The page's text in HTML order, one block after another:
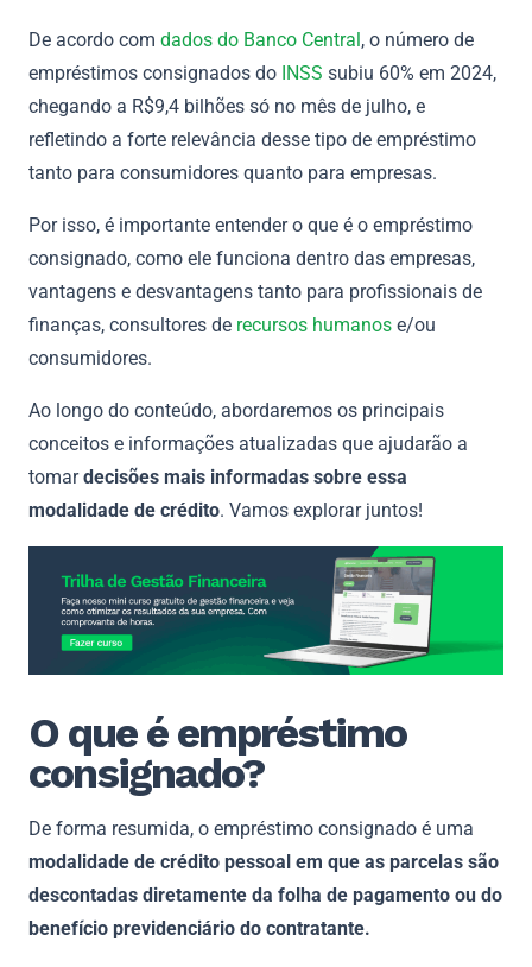
De acordo com dados do Banco Central, o número de
empréstimos consignados do INSS subiu 60% em 2024,
chegando a R$9,4 bilhões só no mês de julho, e
refletindo a forte relevância desse tipo de empréstimo
tanto para consumidores quanto para empresas.
Por isso, é importante entender o que é o empréstimo
consignado, como ele funciona dentro das empresas,
vantagens e desvantagens tanto para profissionais de
finanças, consultores de recursos humanos e/ou
consumidores.
Ao longo do conteúdo, abordaremos os principais
conceitos e informações atualizadas que ajudarão a
tomardecisões mais informadas sobre essa
modalidade de crédito. Vamos explorar juntos!
O que é empréstimo
consignado?
De forma resumida, o empréstimo consignado é uma
modalidade de crédito pessoal em que as parcelas são
descontadas diretamente da folha de pagamento ou do
benefício previdenciário do contratante.